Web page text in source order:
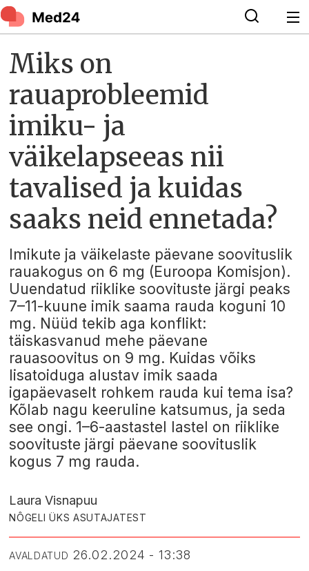
Miks on
rauaprobleemid
imiku- ja
väikelapseeas nii
tavalised ja kuidas
saaks neid ennetada?
Imikute ja väikelaste päevane soovituslik
rauakogus on 6 mg (Euroopa Komisjon).
Uuendatud riiklike soovituste järgi peaks
7–11-kuune imik saama rauda koguni 10
mg. Nüüd tekib aga konflikt:
täiskasvanud mehe päevane
rauasoovitus on 9 mg. Kuidas võiks
lisatoiduga alustav imik saada
igapäevaselt rohkem rauda kui tema isa?
Kõlab nagu keeruline katsumus, ja seda
see ongi. 1–6-aastastel lastel on riiklike
soovituste järgi päevane soovituslik
kogus 7 mg rauda.
Laura Visnapuu
NÔGELI ÜKS ASUTAJATEST
AVALDATUD 26.02.2024 - 13:38